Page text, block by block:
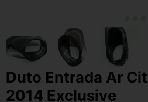
Duto Entrada Ar
2014 Exclusive